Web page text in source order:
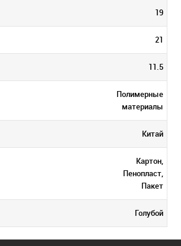
19
21
11.5
Полимерные
материалы
Китай
Картон,
Пенопласт,
Пакет
Голубой